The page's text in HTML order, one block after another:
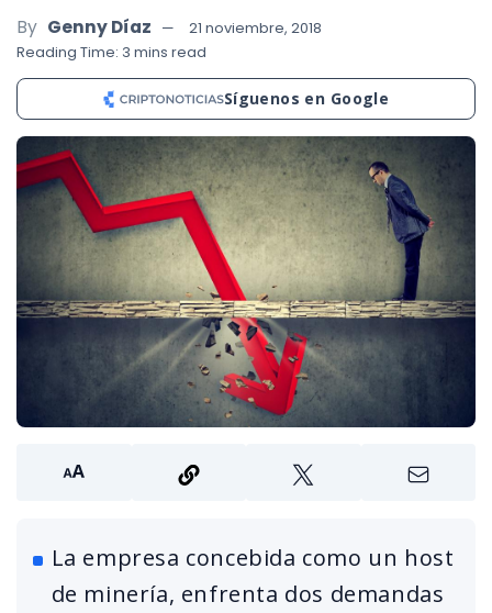
By Genny Díaz
21 noviembre, 2018
Reading Time: 3 mins read
Síguenos en Google
La empresa concebida como un host
de minería, enfrenta dos demandas